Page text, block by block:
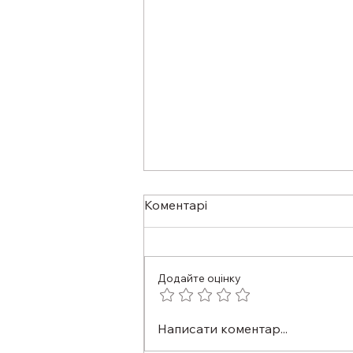
ЗІР ПІД КОНТРОЛЕМ: ЧОМУ
Коментарі
Додайте оцінку
Написати коментар...